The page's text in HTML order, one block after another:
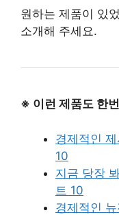
원하는 제품이 있
소개해 주세요.
※ 이런 제품도 한
경제적인
10
지금 당장
트 10
경제적인